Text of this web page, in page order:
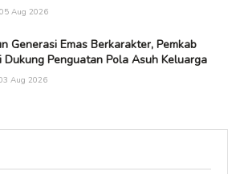
Aug 2026
Generasi Emas Berkarakter, Pemkab
Dukung Penguatan Pola Asuh Keluarga
Aug 2026